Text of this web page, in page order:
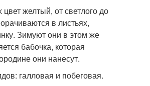
желтый, от светлого до
в листьях,
Зимуют они в этом же
бабочка, которая
они нанесут.
галловая и побеговая.